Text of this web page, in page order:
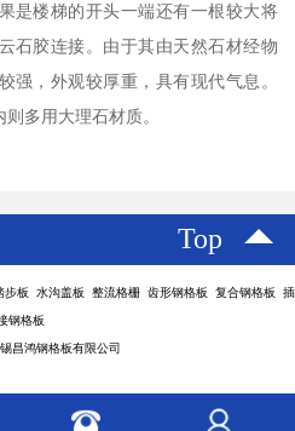
是楼梯的开头一端还有一根较大将
石胶连接。由于其由天然石材经物
强，外观较厚重，具有现代气息。
多用大理石材质。
Top
板 水沟盖板 整流格栅 齿形钢格板 复合钢格板 插
钢格板
昌鸿钢格板有限公司